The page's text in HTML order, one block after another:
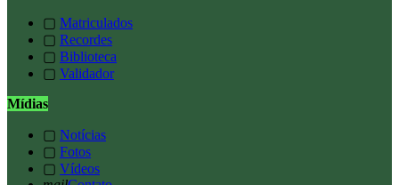
▢ Matriculados
▢ Recordes
▢ Biblioteca
▢ Validador
Mídias
▢ Notícias
▢ Fotos
▢ Vídeos